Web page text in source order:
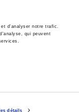
d'analyser notre trafic.
qui peuvent
détails
Politics